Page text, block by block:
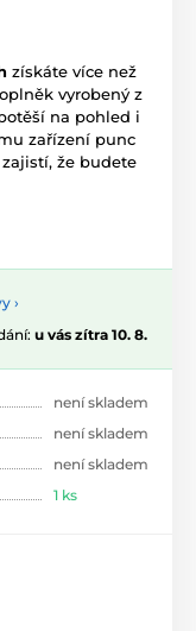
získáte více než
vyrobený z
na pohled i
zařízení punc
že budete
›
u vás zítra 10. 8.
není skladem
není skladem
není skladem
1 ks